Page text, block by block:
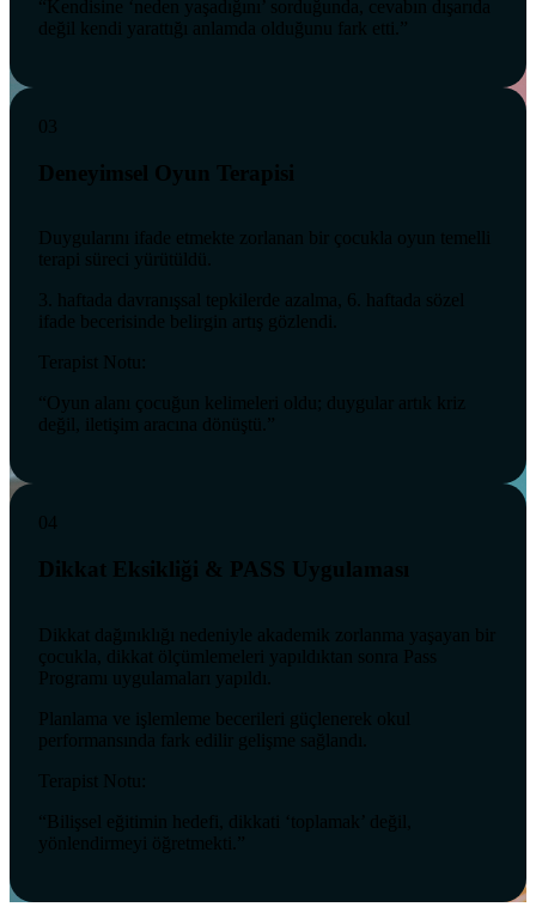
“Kendisine ‘neden yaşadığını’ sorduğunda, cevabın dışarıda
değil kendi yarattığı anlamda olduğunu fark etti.”
03
Deneyimsel Oyun Terapisi
Duygularını ifade etmekte zorlanan bir çocukla oyun temelli
terapi süreci yürütüldü.
3. haftada davranışsal tepkilerde azalma, 6. haftada sözel
ifade becerisinde belirgin artış gözlendi.
Terapist Notu:
“Oyun alanı çocuğun kelimeleri oldu; duygular artık kriz
değil, iletişim aracına dönüştü.”
04
Dikkat Eksikliği & PASS Uygulaması
Dikkat dağınıklığı nedeniyle akademik zorlanma yaşayan bir
çocukla, dikkat ölçümlemeleri yapıldıktan sonra Pass
Programı uygulamaları yapıldı.
Planlama ve işlemleme becerileri güçlenerek okul
performansında fark edilir gelişme sağlandı.
Terapist Notu:
“Bilişsel eğitimin hedefi, dikkati ‘toplamak’ değil,
yönlendirmeyi öğretmekti.”